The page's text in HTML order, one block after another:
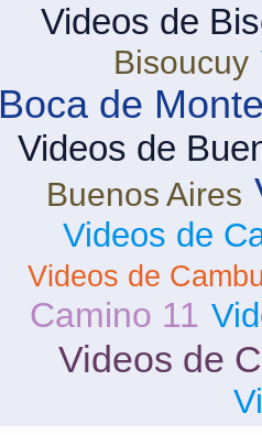
Videos de
Bisoucuy
Boca de
Videos de
Buenos Aires
Videos de
Videos de
Camino 11
Videos de